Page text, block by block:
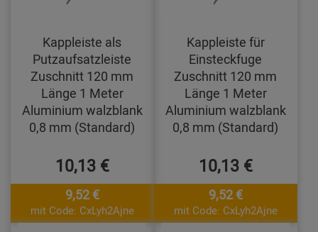
Kappleiste als
Putzaufsatzleiste
Zuschnitt 120 mm
Länge 1 Meter
Aluminium walzblank
0,8 mm (Standard)
10,13 €
9,52 €
mit Code: CxLyh2Ajne
Kappleiste für
Einsteckfuge
Zuschnitt 120 mm
Länge 1 Meter
Aluminium walzblank
0,8 mm (Standard)
10,13 €
9,52 €
mit Code: CxLyh2Ajne